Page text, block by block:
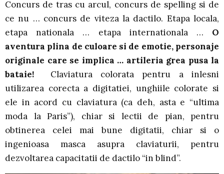
Concurs de tras cu arcul, concurs de spelling si de
ce nu … concurs de viteza la dactilo. Etapa locala,
etapa nationala … etapa internationala … O
aventura plina de culoare si de emotie, personaje
originale care se implica … artileria grea pusa la
bataie! Claviatura colorata pentru a inlesni
utilizarea corecta a digitatiei, unghiile colorate si
ele in acord cu claviatura (ca deh, asta e “ultima
moda la Paris”), chiar si lectii de pian, pentru
obtinerea celei mai bune digitatii, chiar si o
ingenioasa masca asupra claviaturii, pentru
dezvoltarea capacitatii de dactilo “in blind”.